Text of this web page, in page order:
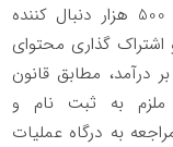
درآمد کاربران حقیقی و حقوقی با بیش از 500 هزار دنبال کننده
اشتراک گذاری محتوای
درآمد، مطابق قانون
به ثبت نام و
به درگاه عملیات